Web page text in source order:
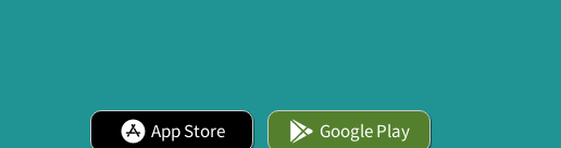
App Store Google Play